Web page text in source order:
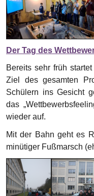
Der Tag des
Bereits sehr früh
Ziel des gesamten
Schülern ins Gesicht
das
wieder auf.
Mit der Bahn geht es
minütiger Fußmarsch